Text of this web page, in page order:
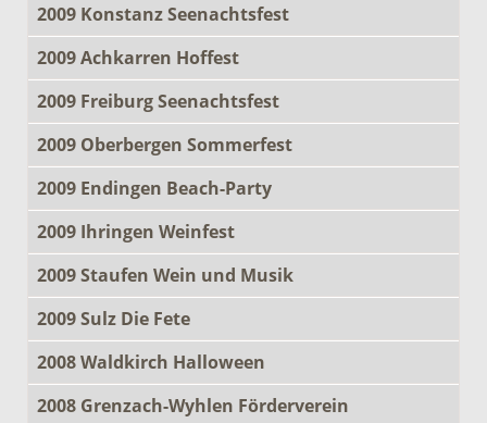
2009 Konstanz Seenachtsfest
2009 Achkarren Hoffest
2009 Freiburg Seenachtsfest
2009 Oberbergen Sommerfest
2009 Endingen Beach-Party
2009 Ihringen Weinfest
2009 Staufen Wein und Musik
2009 Sulz Die Fete
2008 Waldkirch Halloween
2008 Grenzach-Wyhlen Förderverein